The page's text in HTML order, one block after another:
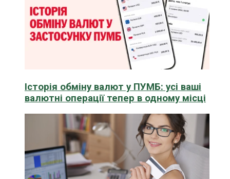
Історія обміну валют у ПУМБ: усі ваші
валютні операції тепер в одному місці